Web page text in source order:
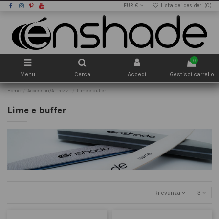
EUR € Lista dei desideri (0)
Menu Cerca Accedi
0
Gestisci carrello
Home Accessori/Attrezzi Lime e buffer
Lime e buffer
Rilevanza 3